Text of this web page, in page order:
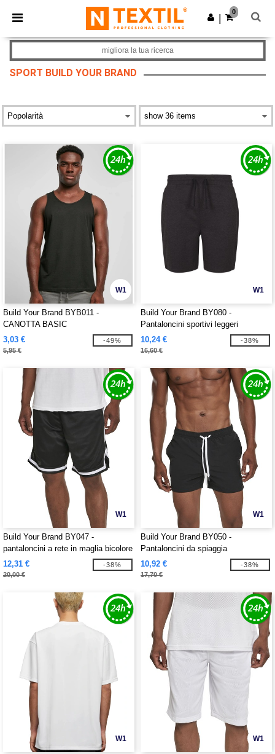
× App Ntextil
Prezzi migliori sull'app!
Scarica app
0
SPORT BUILD YOUR BRAND
migliora la tua ricerca
W1
Build Your Brand BYB011 -
CANOTTA BASIC
3,03 €
5,95 €
-49%
W1
Build Your Brand BY080 -
Pantaloncini sportivi leggeri
10,24 €
16,60 €
-38%
W1
Build Your Brand BY047 -
pantaloncini a rete in maglia bicolore
12,31 €
20,00 €
-38%
W1
Build Your Brand BY050 -
Pantaloncini da spiaggia
10,92 €
17,70 €
-38%
W1 W1